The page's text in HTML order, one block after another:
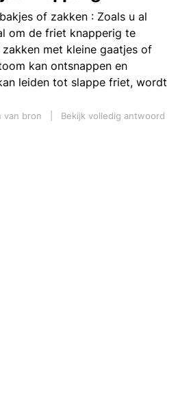
of zakken : Zoals u al
om de friet knapperig te
met kleine gaatjes of
kan ontsnappen en
leiden tot slappe friet, wordt
van bron
Bekijk volledig antwoord